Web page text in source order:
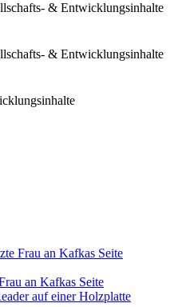
& Entwicklungsinhalte
& Entwicklungsinhalte
an Kafkas Seite